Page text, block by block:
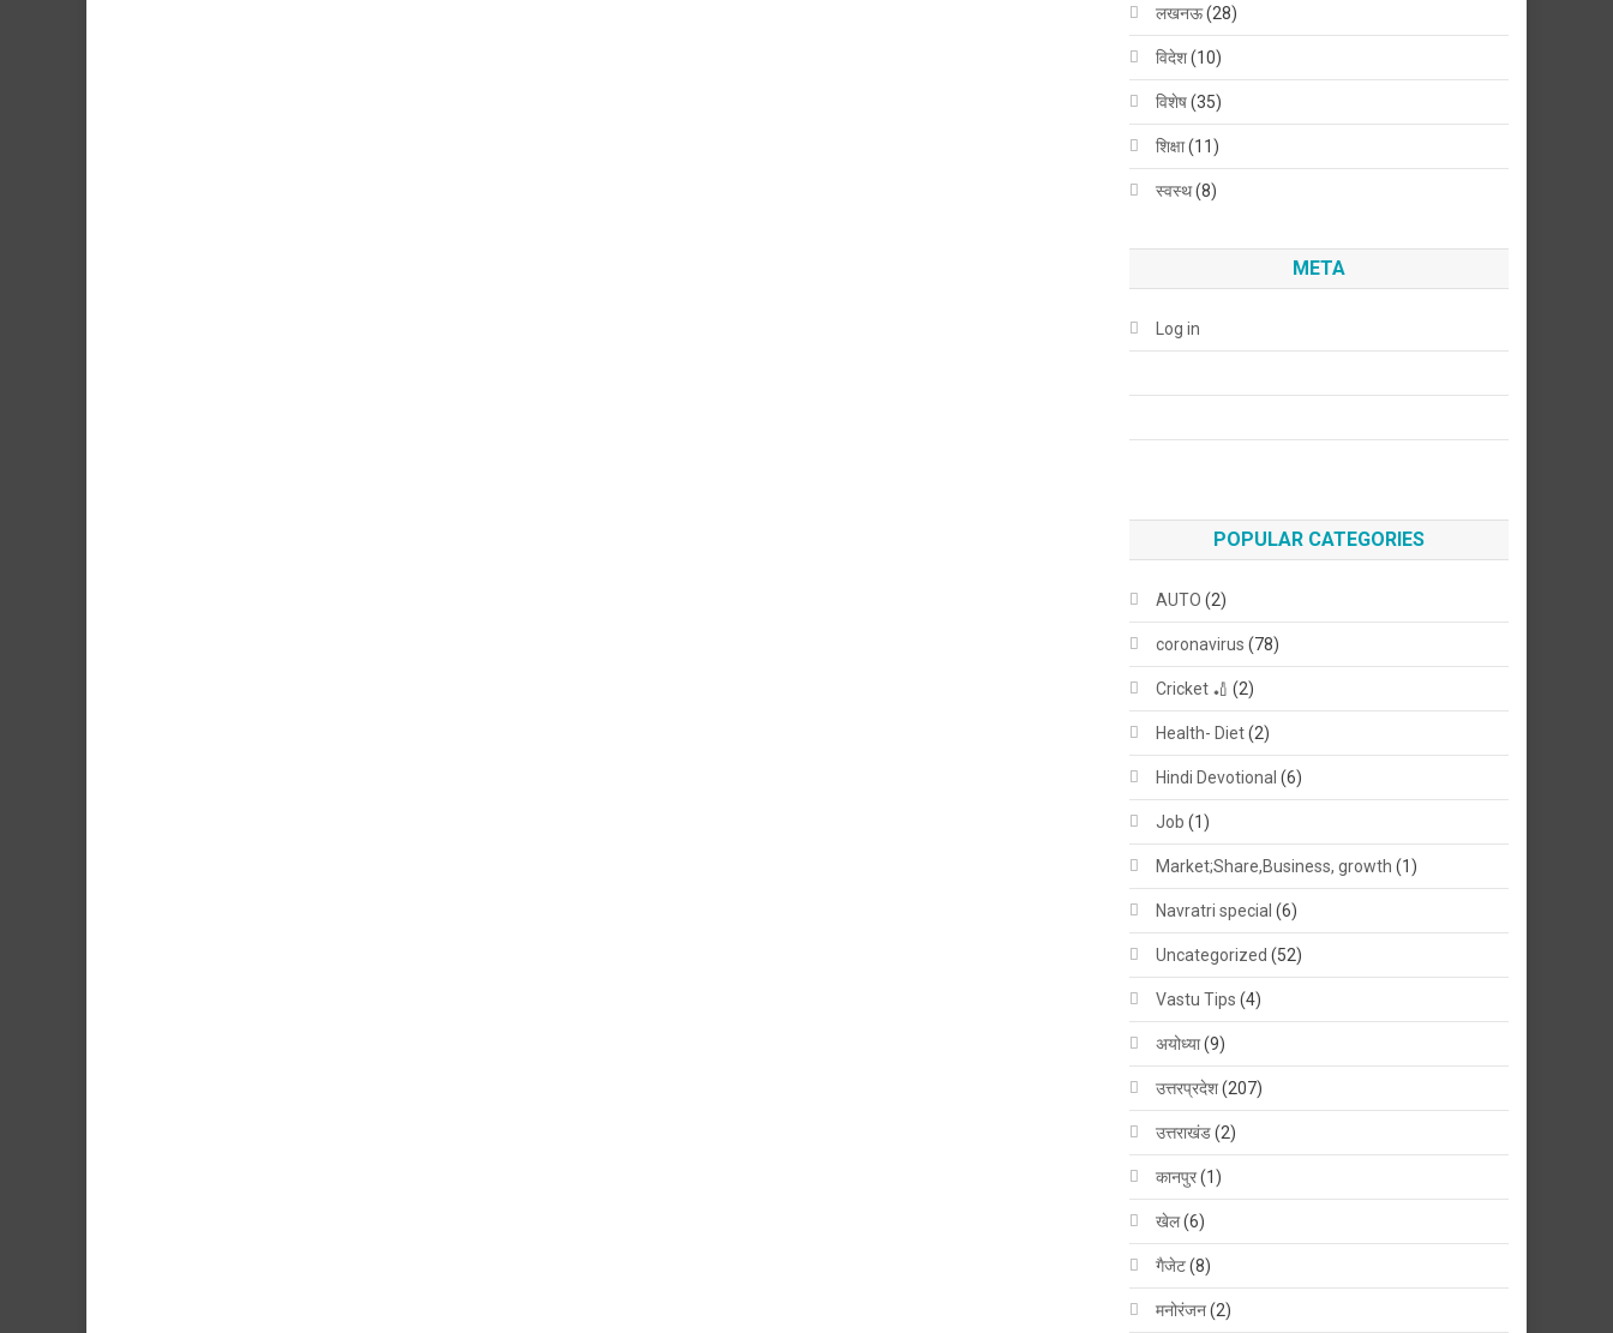
लखनऊ(28)
विदेश(10)
विशेष(35)
शिक्षा(11)
स्वस्थ(8)
META
Log in
POPULAR CATEGORIES
AUTO (2)
coronavirus (78)
Cricket 🏏 (2)
Health- Diet(2)
Hindi Devotional (6)
Job (1)
Market;Share,Business, growth (1)
Navratri special (6)
Uncategorized (52)
Vastu Tips (4)
अयोध्या(9)
उत्तरप्रदेश(207)
उत्तराखंड(2)
कानपुर(1)
खेल(6)
गैजेट(8)
मनोरंजन(2)